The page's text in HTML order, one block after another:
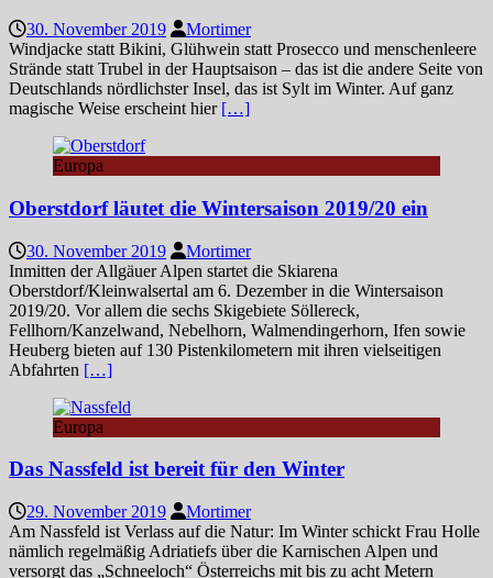
30. November 2019
Mortimer
Windjacke statt Bikini, Glühwein statt Prosecco und menschenleere
Strände statt Trubel in der Hauptsaison – das ist die andere Seite von
Deutschlands nördlichster Insel, das ist Sylt im Winter. Auf ganz
magische Weise erscheint hier […]
Europa
Oberstdorf läutet die Wintersaison 2019/20 ein
30. November 2019
Mortimer
Inmitten der Allgäuer Alpen startet die Skiarena
Oberstdorf/Kleinwalsertal am 6. Dezember in die Wintersaison
2019/20. Vor allem die sechs Skigebiete Söllereck,
Fellhorn/Kanzelwand, Nebelhorn, Walmendingerhorn, Ifen sowie
Heuberg bieten auf 130 Pistenkilometern mit ihren vielseitigen
Abfahrten […]
Europa
Das Nassfeld ist bereit für den Winter
29. November 2019
Mortimer
Am Nassfeld ist Verlass auf die Natur: Im Winter schickt Frau Holle
nämlich regelmäßig Adriatiefs über die Karnischen Alpen und
versorgt das „Schneeloch“ Österreichs mit bis zu acht Metern